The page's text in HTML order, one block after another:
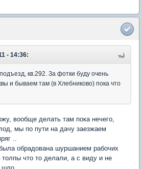
- 14:36:
кв.292. За фотки буду очень
и бываем там (в Хлебниково) пока что
вообще делать там пока нечего,
мы по пути на дачу заезжаем
..
обрадована шуршанием рабочих
толпы что то делали, а с виду и не